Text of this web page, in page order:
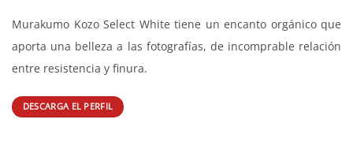
Murakumo Kozo Select White tiene un encanto orgánico que
aporta una belleza a las fotografías, de incomprable relación
entre resistencia y finura.
DESCARGA EL PERFIL